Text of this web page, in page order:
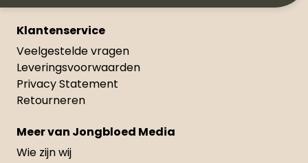
Klantenservice
Veelgestelde vragen
Leveringsvoorwaarden
Privacy Statement
Retourneren
Meer van Jongbloed Media
Wie zijn wij